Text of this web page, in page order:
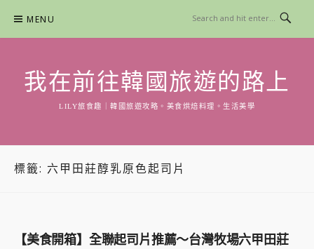
content
MENU
我在前往韓國旅遊的路上
LILY旅食趣｜韓國旅遊攻略。美食烘焙料理。生活美學
標籤: 六甲田莊醇乳原色起司片
【美食開箱】全聯起司片推薦～台灣牧場六甲田莊